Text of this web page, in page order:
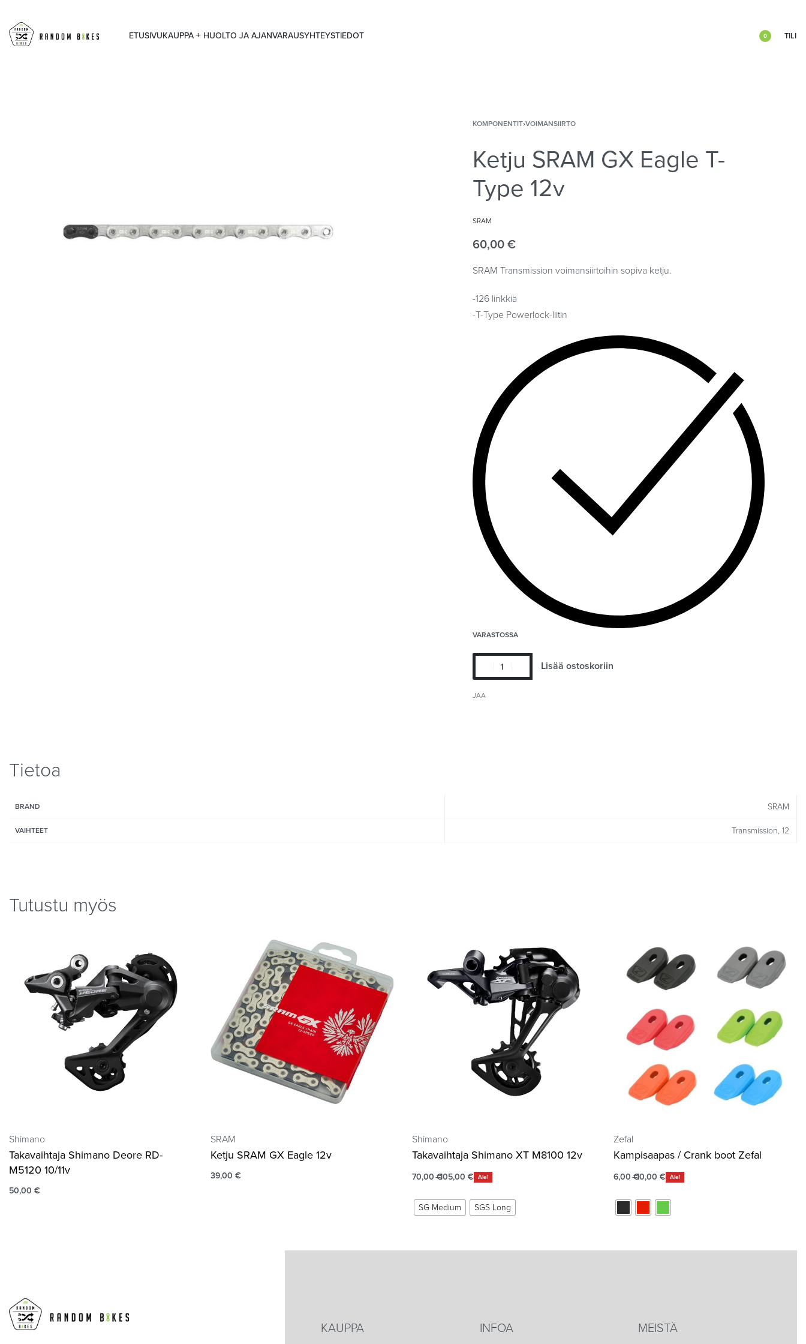
ETUSIVUKAUPPA HUOLTO JA AJANVARAUSYHTEYSTIEDOT 0 TILI
KOMPONENTIT›VOIMANSIIRTO
Ketju SRAM GX Eagle T-
Type 12v
SRAM
60,00 €
SRAM Transmission voimansiirtoihin sopiva ketju.
-126 linkkiä
-T-Type Powerlock-liitin
VARASTOSSA
Lisää ostoskoriin
JAA
Tietoa
BRAND SRAM
VAIHTEET Transmission, 12
Tutustu myös
Shimano
Takavaihtaja Shimano Deore RD-
M5120 10/11v
50,00 €
SRAM
Ketju SRAM GX Eagle 12v
39,00 €
Shimano
Takavaihtaja Shimano XT M8100 12v
70,00€105,00 € Ale!
SG Medium SGS Long
Zefal
Kampisaapas / Crank boot Zefal
6,00€10,00 € Ale!
KAUPPA INFOA MEISTÄ